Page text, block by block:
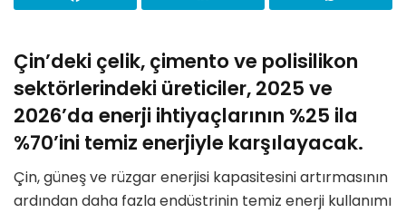
Çin’deki çelik, çimento ve polisilikon
sektörlerindeki üreticiler, 2025 ve
2026’da enerji ihtiyaçlarının %25 ila
%70’ini temiz enerjiyle karşılayacak.
Çin, güneş ve rüzgar enerjisi kapasitesini artırmasının
ardından daha fazla endüstrinin temiz enerji kullanımı